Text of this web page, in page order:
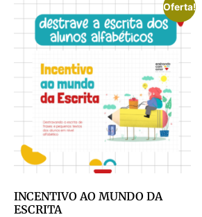
Oferta!
INCENTIVO AO MUNDO DA
ESCRITA